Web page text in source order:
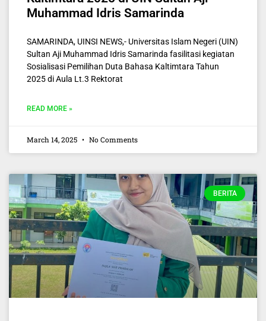
Muhammad Idris Samarinda
SAMARINDA, UINSI NEWS,- Universitas Islam Negeri (UIN)
Sultan Aji Muhammad Idris Samarinda fasilitasi kegiatan
Sosialisasi Pemilihan Duta Bahasa Kaltimtara Tahun
2025 di Aula Lt.3 Rektorat
READ MORE »
March 14, 2025 No Comments
BERITA